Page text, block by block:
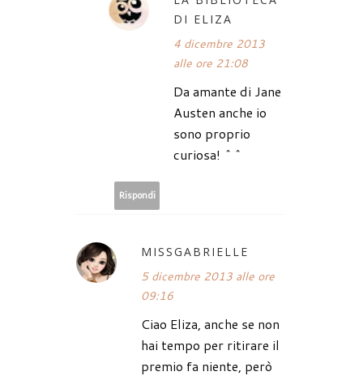
DI ELIZA
4 dicembre 2013
alle ore 21:08
Da amante di Jane
Austen anche io
sono proprio
curiosa! ^^
Rispondi
MISSGABRIELLE
5 dicembre 2013 alle ore
09:16
Ciao Eliza, anche se non
hai tempo per ritirare il
premio fa niente, però